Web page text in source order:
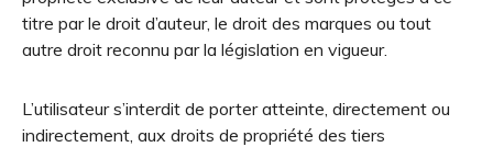
titre par le droit d’auteur, le droit des marques ou tout
autre droit reconnu par la législation en vigueur.
L’utilisateur s’interdit de porter atteinte, directement ou
indirectement, aux droits de propriété des tiers